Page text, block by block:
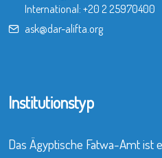
International: +20 2 25970400
ask@dar-alifta.org
Institutionstyp
Das Ägyptische Fatwa-Amt ist